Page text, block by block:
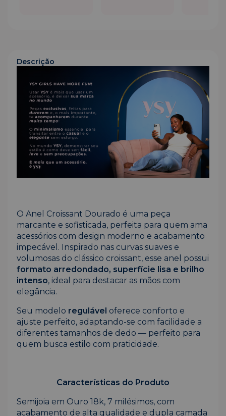
Descrição
O Anel Croissant Dourado é uma peça
marcante e sofisticada, perfeita para quem ama
acessórios com design moderno e acabamento
impecável. Inspirado nas curvas suaves e
volumosas do clássico croissant, esse anel possui
formato arredondado, superfície lisa e brilho
intenso, ideal para destacar as mãos com
elegância.
Seu modelo regulável oferece conforto e
ajuste perfeito, adaptando-se com facilidade a
diferentes tamanhos de dedo — perfeito para
quem busca estilo com praticidade.
Características do Produto
Semijoia em Ouro 18k, 7 milésimos, com
acabamento de alta qualidade e dupla camada